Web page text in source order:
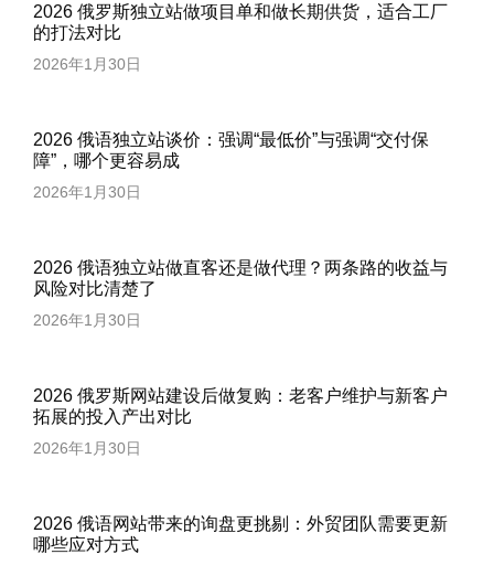
2026 俄罗斯独立站做项目单和做长期供货，适合工厂
的打法对比
2026年1月30日
2026 俄语独立站谈价：强调“最低价”与强调“交付保
障”，哪个更容易成
2026年1月30日
2026 俄语独立站做直客还是做代理？两条路的收益与
风险对比清楚了
2026年1月30日
2026 俄罗斯网站建设后做复购：老客户维护与新客户
拓展的投入产出对比
2026年1月30日
2026 俄语网站带来的询盘更挑剔：外贸团队需要更新
哪些应对方式